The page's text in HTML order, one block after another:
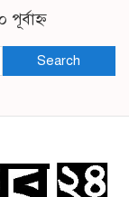
Search